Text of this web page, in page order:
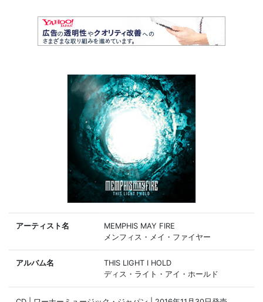
アーティスト名
MEMPHIS MAY FIRE
メンフィス・メイ・ファイヤー
アルバム名
THIS LIGHT I HOLD
ディス・ライト・アイ・ホールド